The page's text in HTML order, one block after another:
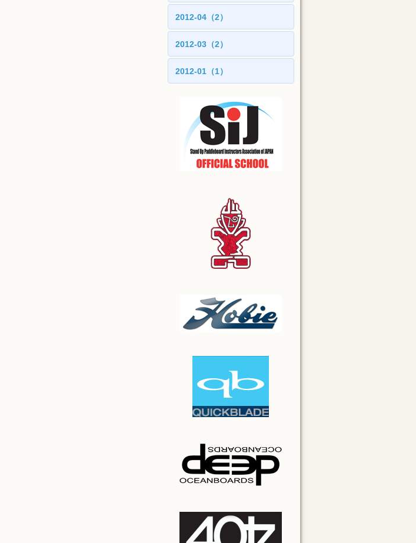
2012-04（2）
2012-03（2）
2012-01（1）